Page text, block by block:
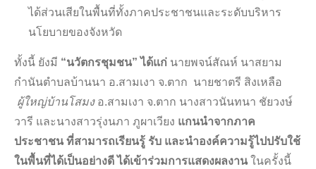
ได้ส่วนเสียในพื้นที่ทั้งภาคประชาชนและระดับบริหาร
นโยบายของจังหวัด
ทั้งนี้ ยังมี “นวัตกรชุมชน” ได้แก่ นายพจน์สัณห์ นาสยาม
กำนันตำบลบ้านนา อ.สามเงา จ.ตาก นายชาตรี สิงเหลือ
ผู้ใหญ่บ้านโสมงอ.สามเงา จ.ตาก นางสาวนันทนา ชัยวงษ์
วารี และนางสาวรุ่งนภา ภูผาเวียง แกนนำจากภาค
ประชาชน ที่สามารถเรียนรู้ รับ และนำองค์ความรู้ไปปรับใช้
ในพื้นที่ได้เป็นอย่างดี ได้เข้าร่วมการแสดงผลงาน ในครั้งนี้